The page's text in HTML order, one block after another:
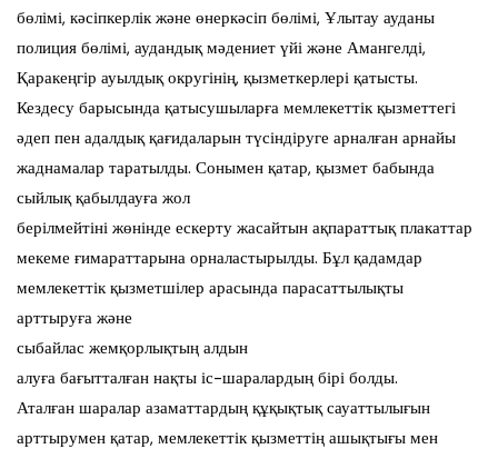
бөлімі, кәсіпкерлік және өнеркәсіп бөлімі, Ұлытау ауданы
полиция бөлімі, аудандық мәдениет үйі және Амангелді,
Қаракеңгір ауылдық округінің, қызметкерлері қатысты.
Кездесу барысында қатысушыларға мемлекеттік қызметтегі
әдеп пен адалдық қағидаларын түсіндіруге арналған арнайы
жаднамалар таратылды. Сонымен қатар, қызмет бабында
сыйлық қабылдауға жол
берілмейтіні жөнінде ескерту жасайтын ақпараттық плакаттар
мекеме ғимараттарына орналастырылды. Бұл қадамдар
мемлекеттік қызметшілер арасында парасаттылықты
арттыруға және
сыбайлас жемқорлықтың алдын
алуға бағытталған нақты іс-шаралардың бірі болды.
Аталған шаралар азаматтардың құқықтық сауаттылығын
арттырумен қатар, мемлекеттік қызметтің ашықтығы мен